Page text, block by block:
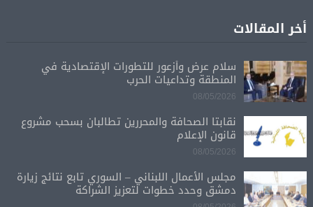
أخر المقالات
سلام عرض وأزعور للتطورات الإقتصادية في
المنطقة وتداعيات الحرب
08/05/2026
نقابتا الصحافة والمحررين تطالبان بسحب مشروع
قانون الإعلام
08/05/2026
مجلس الأعمال اللبناني – السوري تابع نتائج زيارة
دمشق وحدد خطوات لتعزيز الشراكة